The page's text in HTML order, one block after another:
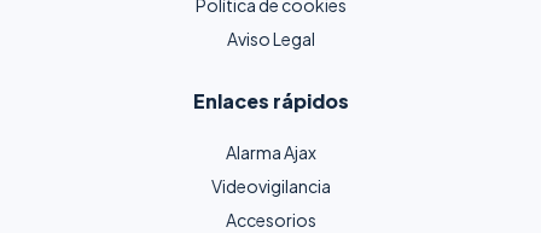
Política de cookies
Aviso Legal
Enlaces rápidos
Alarma Ajax
Videovigilancia
Accesorios